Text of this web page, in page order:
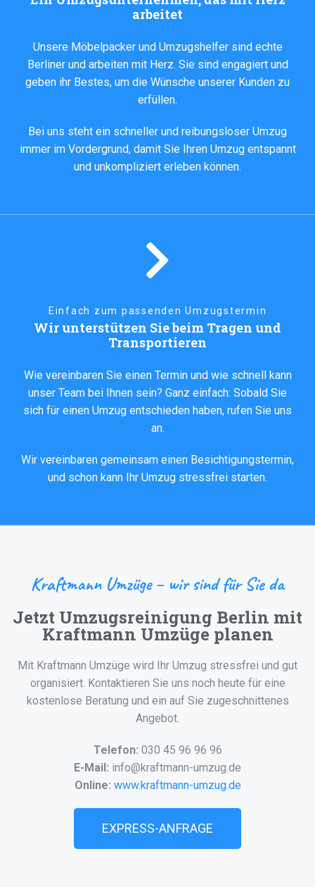
arbeitet
Unsere Möbelpacker und Umzugshelfer sind echte
Berliner und arbeiten mit Herz. Sie sind engagiert und
geben ihr Bestes, um die Wünsche unserer Kunden zu
erfüllen.
Bei uns steht ein schneller und reibungsloser Umzug
immer im Vordergrund, damit Sie Ihren Umzug entspannt
und unkompliziert erleben können.
Einfach zum passenden Umzugstermin
Wir unterstützen Sie beim Tragen und
Transportieren
Wie vereinbaren Sie einen Termin und wie schnell kann
unser Team bei Ihnen sein? Ganz einfach: Sobald Sie
sich für einen Umzug entschieden haben, rufen Sie uns
an.
Wir vereinbaren gemeinsam einen Besichtigungstermin,
und schon kann Ihr Umzug stressfrei starten.
Kraftmann Umzüge – wir sind für Sie da
Jetzt Umzugsreinigung Berlin mit
Kraftmann Umzüge planen
Mit Kraftmann Umzüge wird Ihr Umzug stressfrei und gut
organisiert. Kontaktieren Sie uns noch heute für eine
kostenlose Beratung und ein auf Sie zugeschnittenes
Angebot.
Telefon: 030 45 96 96 96
E-Mail: info@kraftmann-umzug.de
Online: www.kraftmann-umzug.de
EXPRESS-ANFRAGE